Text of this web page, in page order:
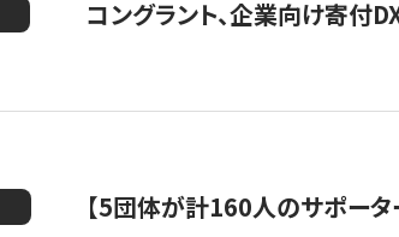
コングラント、企業向け寄付
【5団体が計160人のサポー